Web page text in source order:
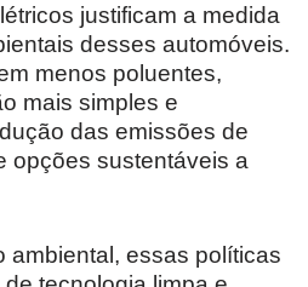
justificam a medida
desses automóveis.
menos poluentes,
mais simples e
das emissões de
opções sustentáveis a
ambiental, essas políticas